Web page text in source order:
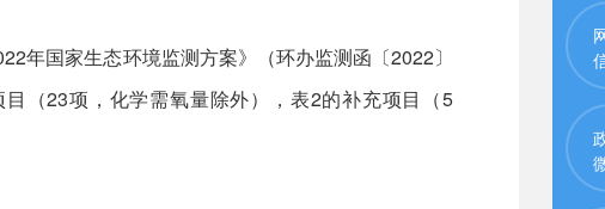
国家生态环境监测方案》（环办监测函〔2022〕
（23项，化学需氧量除外），表2的补充项目（5